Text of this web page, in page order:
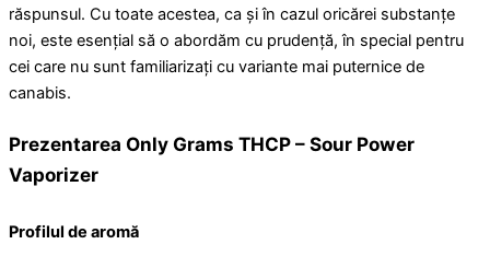
răspunsul. Cu toate acestea, ca și în cazul oricărei substanțe
noi, este esențial să o abordăm cu prudență, în special pentru
cei care nu sunt familiarizați cu variante mai puternice de
canabis.
Prezentarea Only Grams THCP – Sour Power
Vaporizer
Profilul de aromă